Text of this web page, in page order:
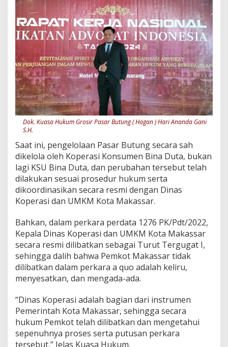
r
v
e
n
s
i
P
u
t
u
s
a
n
I
k
a
h
Dok. Kuasa Hukum Grosir Pasar Butung ( Hagan ) Hari Ananda Gani
S.H.
Saat ini, pengelolaan Pasar Butung secara sah
dikelola oleh Koperasi Konsumen Bina Duta, bukan
lagi KSU Bina Duta, dan perubahan tersebut telah
dilakukan sesuai prosedur hukum serta
dikoordinasikan secara resmi dengan Dinas
Koperasi dan UMKM Kota Makassar.
Bahkan, dalam perkara perdata 1276 PK/Pdt/2022,
Kepala Dinas Koperasi dan UMKM Kota Makassar
secara resmi dilibatkan sebagai Turut Tergugat I,
sehingga dalih bahwa Pemkot Makassar tidak
dilibatkan dalam perkara a quo adalah keliru,
menyesatkan, dan mengada-ada.
“Dinas Koperasi adalah bagian dari instrumen
Pemerintah Kota Makassar, sehingga secara
hukum Pemkot telah dilibatkan dan mengetahui
sepenuhnya proses serta putusan perkara
tersebut,” Jelas Kuasa Hukum.